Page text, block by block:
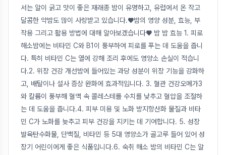
서는 알이 굵고 맛이 좋은 재래종 밤이 유명하고, 유럽에서 온 작고
달콤한 약밤도 많이 사랑받고 있습니다.♥밤의 영양 성분, 효능, 부
작용 그리고 활용 방법에 대해 알아보겠습니다♥ 밤 밤 효능 1. 피로
해소밤에는 비타민 C와 B1이 풍부하여 피로를 푸는 데 도움을 줍니
다. 특히 비타민 C는 열에 강해 조리 후에도 영양소 손실이 적습니
다.2. 위장 건강 개선밤에 들어있는 과당 성분이 위장 기능을 강화하
고, 배탈이나 설사 증상 완화에 효과적입니다. 3. 혈관 건강오메가3
와 칼륨이 풍부해 혈액 속 콜레스테롤 수치를 낮추고 혈압을 조절하
는 데 도움을 줍니다.4. 피부 미용 및 노화 방지항산화 물질과 비타
민 C가 노화를 늦추고 피부 건강을 지키는 데 기여합니다. 5. 성장
발육탄수화물, 단백질, 비타민 등 5대 영양소가 골고루 들어 있어 성
장기 어린이에게 좋은 식품입니다.6. 숙취 해소 밤의 비타민 C는 알